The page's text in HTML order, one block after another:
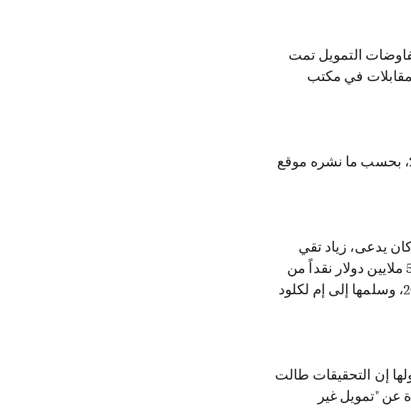
التمويل تمت
في مكتب
وبدأ الحديث حول تلك القضية للمرة الأولى في ماي 2012، بحسب ما نشره موقع
يدعى، زياد تقي
الدين، والذي كشفت تحقيقات في نوفمبر 2016، أنه نقل 5 ملايين دولار نقداً من
طرابلس إلى باريس في نهاية عام 2006، وأوائل عام 2007، وسلمها إلى إم لكلود
إن التحقيقات طالت
عن "تمويل غير